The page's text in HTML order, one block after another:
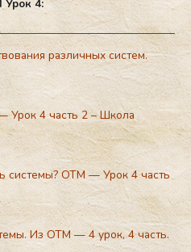
4:
различных систем.
Урок 4 часть 2 – Школа
системы? ОТМ — Урок 4 часть
Из ОТМ — 4 урок, 4 часть.